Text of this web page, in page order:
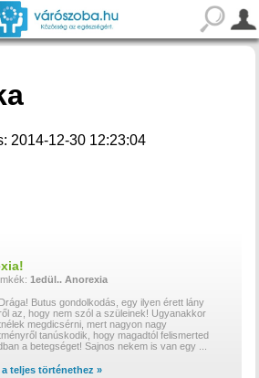
2014-12-30 12:23:04
1edül.. Anorexia
Butus gondolkodás, egy ilyen érett lány
az, hogy nem szól a szüleinek! Ugyanakkor
megdicsérni, mert nagyon nagy
tanúskodik, hogy magadtól felismerted
a betegséget! Sajnos nekem is van egy
a teljes történethez »